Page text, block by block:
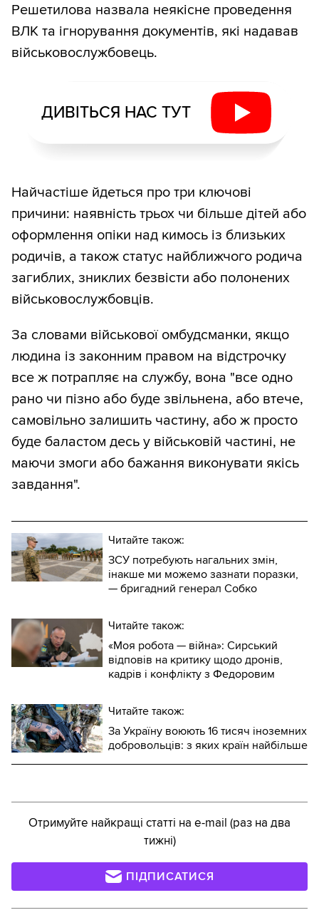
Решетилова назвала неякісне проведення
ВЛК та ігнорування документів, які надавав
військовослужбовець.
ДИВІТЬСЯ НАС ТУТ
Найчастіше йдеться про три ключові
причини: наявність трьох чи більше дітей або
оформлення опіки над кимось із близьких
родичів, а також статус найближчого родича
загиблих, зниклих безвісти або полонених
військовослужбовців.
За словами військової омбудсманки, якщо
людина із законним правом на відстрочку
все ж потрапляє на службу, вона "все одно
рано чи пізно або буде звільнена, або втече,
самовільно залишить частину, або ж просто
буде баластом десь у військовій частині, не
маючи змоги або бажання виконувати якісь
завдання".
Читайте також:
ЗСУ потребують нагальних змін,
інакше ми можемо зазнати поразки,
— бригадний генерал Собко
Читайте також:
«Моя робота — війна»: Сирський
відповів на критику щодо дронів,
кадрів і конфлікту з Федоровим
Читайте також:
За Україну воюють 16 тисяч іноземних
добровольців: з яких країн найбільше
Отримуйте найкращі статті на e-mail (раз на два
тижні)
ПІДПИСАТИСЯ